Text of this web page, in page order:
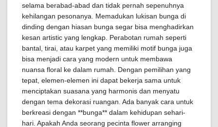
selama berabad-abad dan tidak pernah sepenuhnya
kehilangan pesonanya. Memadukan lukisan bunga di
dinding dengan hiasan bunga segar bisa menghadirkan
kesan artistic yang lengkap. Perabotan rumah seperti
bantal, tirai, atau karpet yang memiliki motif bunga juga
bisa menjadi cara yang modern untuk membawa
nuansa floral ke dalam rumah. Dengan pemilihan yang
tepat, elemen-elemen ini dapat bekerja sama untuk
menciptakan suasana yang harmonis dan menyatu
dengan tema dekorasi ruangan. Ada banyak cara untuk
berkreasi dengan **bunga** dalam kehidupan sehari-
hari. Apakah Anda seorang pecinta flower arranging